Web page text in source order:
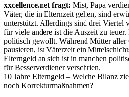
xxcellence.net fragt: Mist, Papa
Väter, die in Elternzeit gehen, sind
unterstützt. Allerdings sind drei Viertel
für viele andere ist die Auszeit zu
politisch gewollt. Während Mütter aller
pausieren, ist Väterzeit ein
Elterngeld an sich ist in manchen
für Besserverdiener verschrien.
10 Jahre Elterngeld – Welche Bilanz
noch Korrekturmaßnahmen?